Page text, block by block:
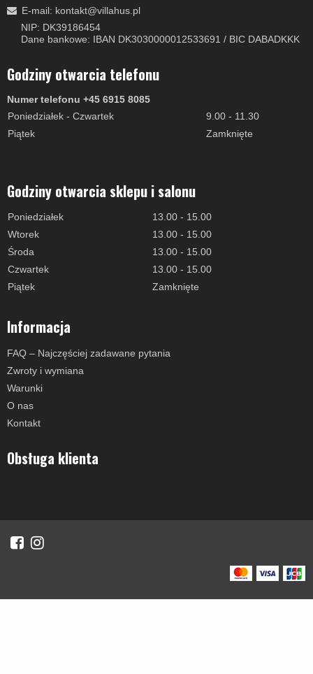
E-mail: kontakt@villahus.pl
NIP: DK39186454
Dane bankowe: IBAN DK3030000012533691 / BIC DABADKKK
Godziny otwarcia telefonu
Numer telefonu +45 6915 8085
Poniedziałek - Czwartek
9.00 - 11.30
Piątek
Zamknięte
Godziny otwarcia sklepu i salonu
Poniedziałek
13.00 - 15.00
Wtorek
13.00 - 15.00
Środa
13.00 - 15.00
Czwartek
13.00 - 15.00
Piątek
Zamknięte
Informacja
FAQ – Najczęściej zadawane pytania
Zwroty i wymiana
Warunki
O nas
Kontakt
Obsługa klienta